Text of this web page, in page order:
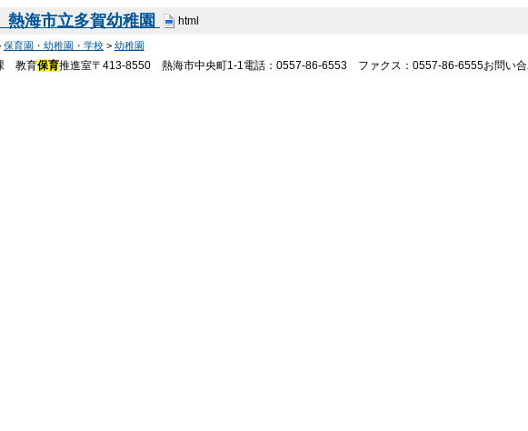
海市立多賀幼稚園 html
保育園・幼稚園・学校> 幼稚園
教育保育推進室〒413-8550 熱海市中央町1-1電話：0557-86-6553 ファクス：0557-86-6555お問い